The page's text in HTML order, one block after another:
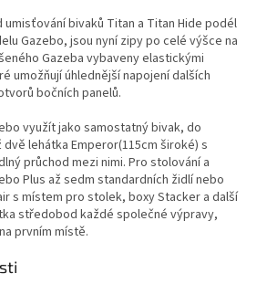
umisťování bivaků Titan a Titan Hide podél
Gazebo, jsou nyní zipy po celé výšce na
Gazeba vybaveny elastickými
umožňují úhlednější napojení dalších
bočních panelů.
využít jako samostatný bivak, do
lehátka Emperor(115cm široké) s
průchod mezi nimi. Pro stolování a
Plus až sedm standardních židlí nebo
s místem pro stolek, boxy Stacker a další
středobod každé společné výpravy,
prvním místě.